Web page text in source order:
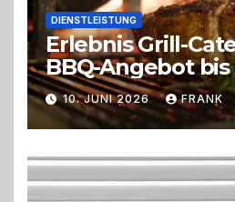
DIENSTLEISTUNG
Erlebnis Grill-
BBQ-Angebot
perfekten
Trend zu
Live-Cooking
10. JUNI 2026 FRANK